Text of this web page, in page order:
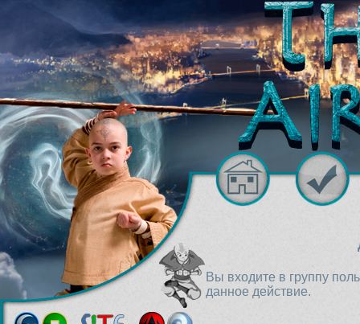
Вы входите в группу
данное действие.